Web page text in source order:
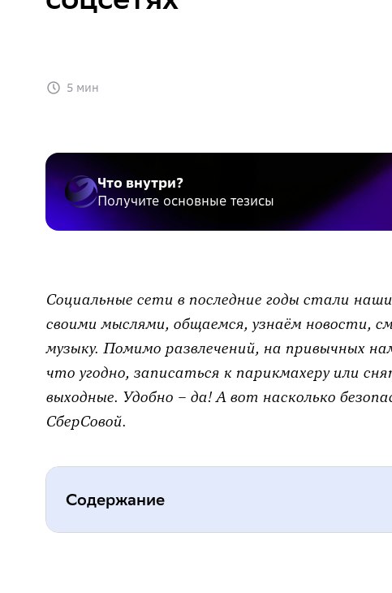
5 мин
Что внутри?
Получите основные тезисы
Социальные сети в последние годы стали
своими мыслями, общаемся, узнаём новости,
музыку. Помимо развлечений, на привычных
что угодно, записаться к парикмахеру или
выходные. Удобно – да! А вот насколько
СберСовой.
Содержание